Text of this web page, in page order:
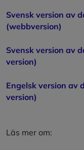
Svensk version av
(webbversion)
Svensk version av
version)
Engelsk version av
version)
Läs mer om: